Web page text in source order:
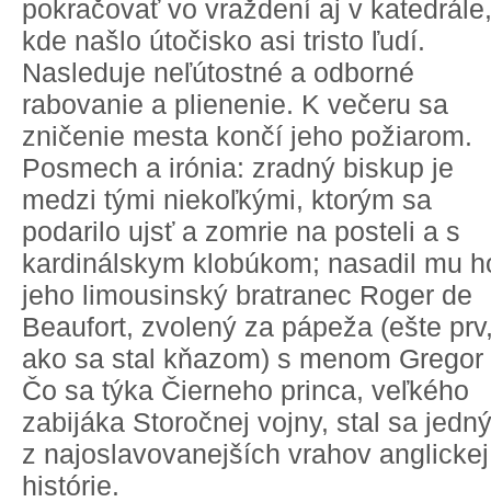
pokračovať vo vraždení aj v katedrále,
kde našlo útočisko asi tristo ľudí.
Nasleduje neľútostné a odborné
rabovanie a plienenie. K večeru sa
zničenie mesta končí jeho požiarom.
Posmech a irónia: zradný biskup je
medzi tými niekoľkými, ktorým sa
podarilo ujsť a zomrie na posteli a s
kardinálskym klobúkom; nasadil mu
jeho limousinský bratranec Roger de
Beaufort, zvolený za pápeža (ešte
ako sa stal kňazom) s menom Gregor
Čo sa týka Čierneho princa, veľkého
zabijáka Storočnej vojny, stal sa
z najoslavovanejších vrahov anglickej
histórie.